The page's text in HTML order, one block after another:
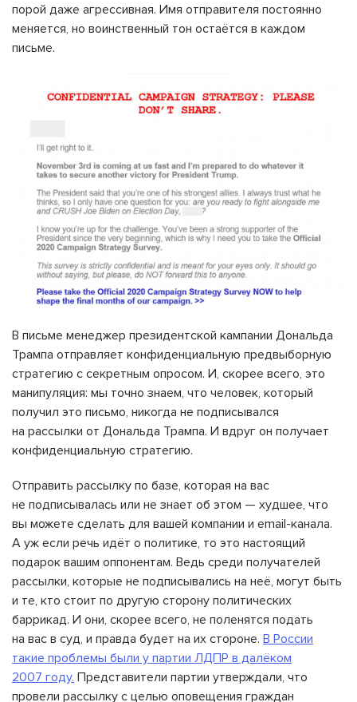
порой даже агрессивная. Имя отправителя постоянно
меняется, но воинственный тон остаётся в каждом
письме.
В письме менеджер президентской кампании Дональда
Трампа отправляет конфиденциальную предвыборную
стратегию с секретным опросом. И, скорее всего, это
манипуляция: мы точно знаем, что человек, который
получил это письмо, никогда не подписывался
на рассылки от Дональда Трампа. И вдруг он получает
конфиденциальную стратегию.
Отправить рассылку по базе, которая на вас
не подписывалась или не знает об этом — худшее, что
вы можете сделать для вашей компании и email-канала.
А уж если речь идёт о политике, то это настоящий
подарок вашим оппонентам. Ведь среди получателей
рассылки, которые не подписывались на неё, могут быть
и те, кто стоит по другую сторону политических
баррикад. И они, скорее всего, не поленятся подать
на вас в суд, и правда будет на их стороне. В России
такие проблемы были у партии ЛДПР в далёком
2007 году. Представители партии утверждали, что
провели рассылку с целью оповещения граждан